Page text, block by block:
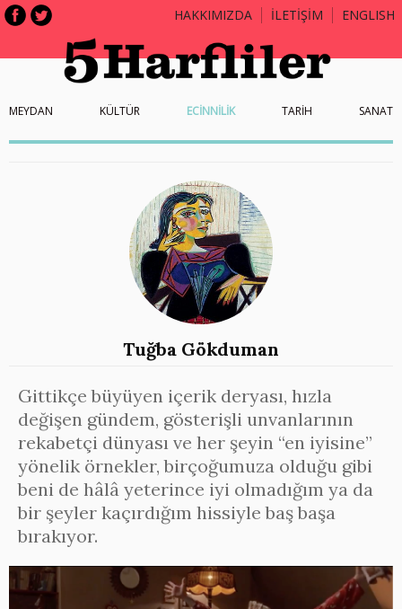
HAKKIMIZDA İLETİŞİM ENGLISH
MEYDAN KÜLTÜR ECİNNİLİK TARİH SANAT
Tuğba Gökduman
Gittikçe büyüyen içerik deryası, hızla
değişen gündem, gösterişli unvanlarının
rekabetçi dünyası ve her şeyin “en iyisine”
yönelik örnekler, birçoğumuza olduğu gibi
beni de hâlâ yeterince iyi olmadığım ya da
bir şeyler kaçırdığım hissiyle baş başa
bırakıyor.